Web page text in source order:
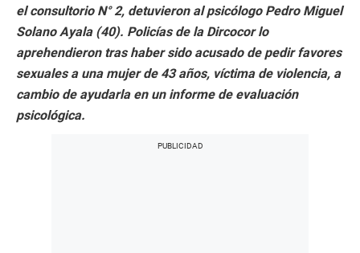
el consultorio N° 2, detuvieron al psicólogo Pedro Miguel
Solano Ayala (40). Policías de la Dircocor lo
aprehendieron tras haber sido acusado de pedir favores
sexuales a una mujer de 43 años, víctima de violencia, a
cambio de ayudarla en un informe de evaluación
psicológica.